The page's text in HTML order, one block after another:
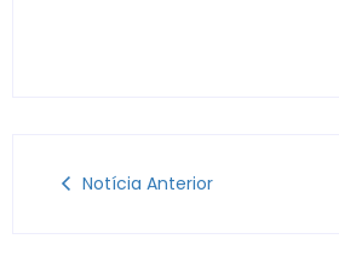
Notícia Anterior